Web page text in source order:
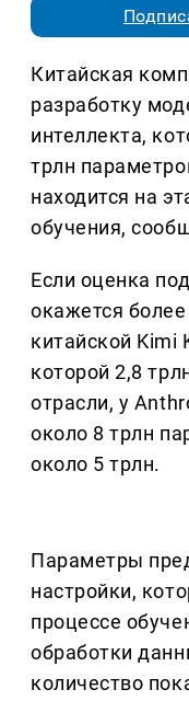
Китайская
разработку
интеллекта,
трлн
находится на
обучения,
Если оценка
окажется
китайской Kimi
которой 2,8
отрасли, у
около 8 трлн
около 5 трлн.
Параметры
настройки,
процессе
обработки
количество